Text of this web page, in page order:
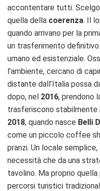
accontentare tutti.
quella della coerenza. Il
quando arrivano per la
un trasferimento
umano ed esistenziale.
l’ambiente, cercano di
distante dall’Italia possa
dopo, nel 2016, prendono
trasferiscono stabilmente
2018, quando nasce Belli
come un piccolo coffee
pranzi. Un locale
necessità che da una
tavolino. Ma proprio
percorsi turistici